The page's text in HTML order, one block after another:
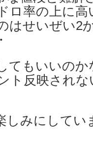
ロ率の上に
はせいぜい2
てもいいのか
ト反映され
しみにしてい